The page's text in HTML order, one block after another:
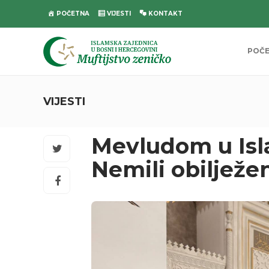
POČETNA VIJESTI KONTAKT
VIJESTI
Mevludom u
Nemili